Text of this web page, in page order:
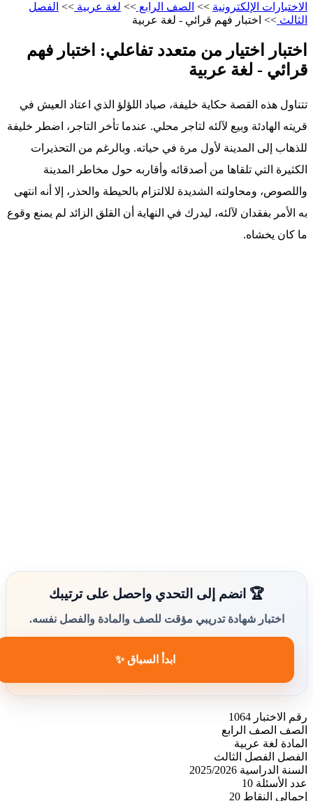
الاختبارات الإلكترونية >> الصف الرابع >> لغة عربية >> الفصل
الثالث >> اختبار فهم قرائي - لغة عربية
اختبار اختيار من متعدد تفاعلي: اختبار فهم
قرائي - لغة عربية
تتناول هذه القصة حكاية خليفة، صياد اللؤلؤ الذي اعتاد العيش في
قريته الهادئة وبيع لآلئه لتاجر محلي. عندما تأخر التاجر، اضطر خليفة
للذهاب إلى المدينة لأول مرة في حياته. وبالرغم من التحذيرات
الكثيرة التي تلقاها من أصدقائه وأقاربه حول مخاطر المدينة
واللصوص، ومحاولته الشديدة للالتزام بالحيطة والحذر، إلا أنه انتهى
به الأمر بفقدان لآلئه، ليدرك في النهاية أن القلق الزائد لم يمنع وقوع
ما كان يخشاه.
🏆 انضم إلى التحدي واحصل على ترتيبك
اختبار شهادة تدريبي مؤقت للصف والمادة والفصل نفسه.
ابدأ السباق ✨
رقم الاختبار 1064
الصف
الصف الرابع
المادة لغة عربية
الفصل
الفصل الثالث
السنة الدراسية 2025/2026
عدد الأسئلة 10
إجمالي النقاط 20